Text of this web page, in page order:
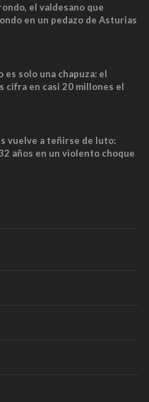
el valdesano que
en un pedazo de Asturias
es solo una chapuza: el
cifra en casi 20 millones el
que no cabían por los
vuelve a teñirse de luto:
años en un violento choque